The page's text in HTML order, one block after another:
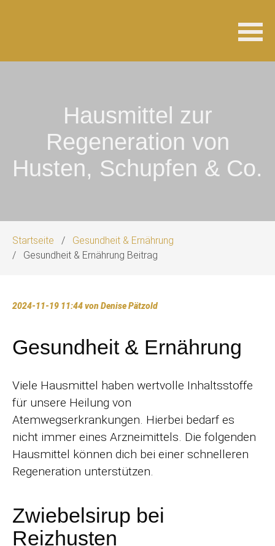
Hausmittel zur
Regeneration von
Husten, Schupfen & Co.
Startseite
Gesundheit & Ernährung
Gesundheit & Ernährung Beitrag
2024-11-19 11:44von Denise Pätzold
Gesundheit & Ernährung
Viele Hausmittel haben wertvolle Inhaltsstoffe
für unsere Heilung von
Atemwegserkrankungen. Hierbei bedarf es
nicht immer eines Arzneimittels. Die folgenden
Hausmittel können dich bei einer schnelleren
Regeneration unterstützen.
Zwiebelsirup bei
Reizhusten